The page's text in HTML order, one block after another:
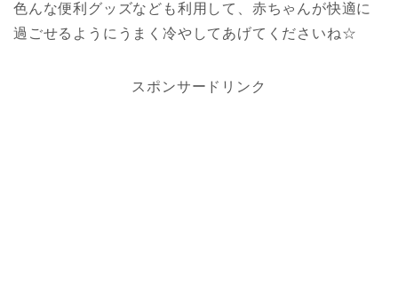
色んな便利グッズなども利用して、赤ちゃんが快適に
過ごせるようにうまく冷やしてあげてくださいね☆
スポンサードリンク